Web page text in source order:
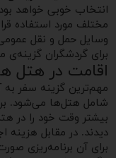
انتخاب خوبی خواهد
مختلف مورد استفاده
وسایل حمل و نقل
برای گردشگران
اقامت در هتل
مهم‌ترین گزینه سفر
شامل هتل‌ها می‌شود.
بیشتر وقت خود را در
دیدند. در مقابل هزینه
برای آن برنامه‌ریزی